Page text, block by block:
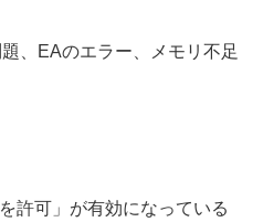
、EAのエラー、メモリ不足
許可」が有効になっている